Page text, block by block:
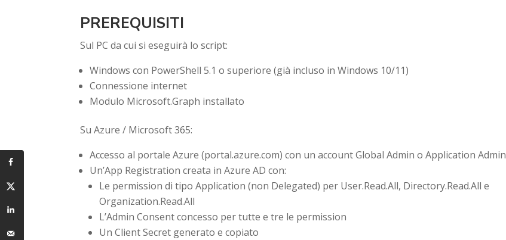
PREREQUISITI
Sul PC da cui si eseguirà lo script:
Windows con PowerShell 5.1 o superiore (già incluso in Windows 10/11)
Connessione internet
Modulo Microsoft.Graph installato
Su Azure / Microsoft 365:
Accesso al portale Azure (portal.azure.com) con un account Global Admin o Application Admin
Un’App Registration creata in Azure AD con:
Le permission di tipo Application (non Delegated) per User.Read.All, Directory.Read.All e
Organization.Read.All
L’Admin Consent concesso per tutte e tre le permission
Un Client Secret generato e copiato